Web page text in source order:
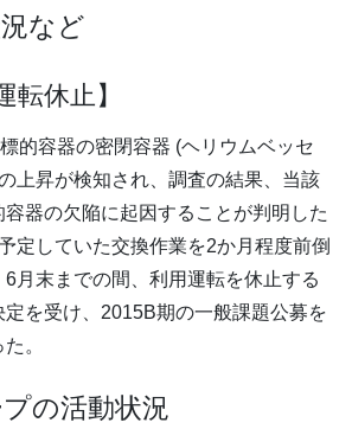
など
転休止】
的容器の密閉容器 (ヘリウムベッセ
上昇が検知され、調査の結果、当該
器の欠陥に起因することが判明した
定していた交換作業を2か月程度前倒
6月末までの間、利用運転を休止する
定を受け、2015B期の一般課題公募を
。
の活動状況